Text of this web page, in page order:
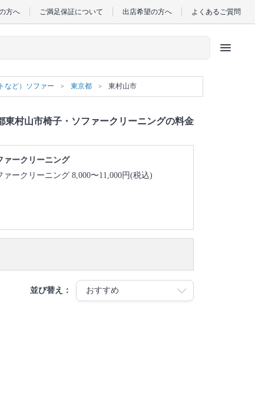
方へ ご満足保証について 出店希望の方へ よくあるご質問
menu
など）ソファー 東京都 東村山市
東村山市椅子・ソファークリーニングの料金
ァークリーニング
ァークリーニング 8,000〜11,000円(税込)
並び替え：